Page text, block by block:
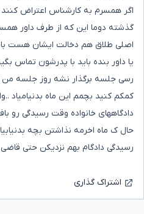
اگر همسرم به کارشناس اعتراض
گذشته دوما این که از طرف داور
اصلی طلاق هم دخالت ایشان هست
یا داور بنده باید با پدرشون تماس
رسی جلسه برگذار نشه روز جلسه
کمکم کنید بچمم این ماه بدنیامیاد
دادگاههای خانواده وقت رسیدگی رو
حال ک ماه اخرمه نذاشتن بچه
رسیدگی دادگام بهم نزدیکن حتی
اشتراک گذاری